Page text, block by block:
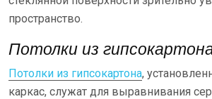
пространство.
Потолки из
Потолки из гипсокартона,
каркас, служат для выравнивания